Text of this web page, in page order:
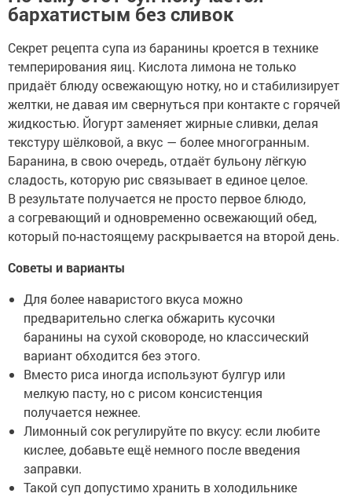
бархатистым без сливок
Секрет рецепта супа из баранины кроется в технике
темперирования яиц. Кислота лимона не только
придаёт блюду освежающую нотку, но и стабилизирует
желтки, не давая им свернуться при контакте с горячей
жидкостью. Йогурт заменяет жирные сливки, делая
текстуру шёлковой, а вкус — более многогранным.
Баранина, в свою очередь, отдаёт бульону лёгкую
сладость, которую рис связывает в единое целое.
В результате получается не просто первое блюдо,
а согревающий и одновременно освежающий обед,
который по-настоящему раскрывается на второй день.
Советы и варианты
Для более наваристого вкуса можно
предварительно слегка обжарить кусочки
баранины на сухой сковороде, но классический
вариант обходится без этого.
Вместо риса иногда используют булгур или
мелкую пасту, но с рисом консистенция
получается нежнее.
Лимонный сок регулируйте по вкусу: если любите
кислее, добавьте ещё немного после введения
заправки.
Такой суп допустимо хранить в холодильнике